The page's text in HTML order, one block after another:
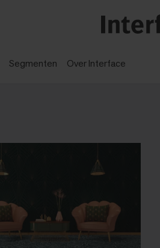
Segmenten Over Interface​